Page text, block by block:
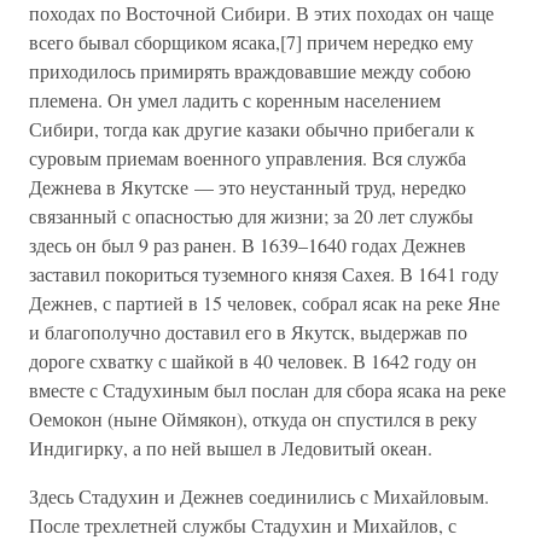
походах по Восточной Сибири. В этих походах он чаще
всего бывал сборщиком ясака,[7] причем нередко ему
приходилось примирять враждовавшие между собою
племена. Он умел ладить с коренным населением
Сибири, тогда как другие казаки обычно прибегали к
суровым приемам военного управления. Вся служба
Дежнева в Якутске — это неустанный труд, нередко
связанный с опасностью для жизни; за 20 лет службы
здесь он был 9 раз ранен. В 1639–1640 годах Дежнев
заставил покориться туземного князя Сахея. В 1641 году
Дежнев, с партией в 15 человек, собрал ясак на реке Яне
и благополучно доставил его в Якутск, выдержав по
дороге схватку с шайкой в 40 человек. В 1642 году он
вместе с Стадухиным был послан для сбора ясака на реке
Оемокон (ныне Оймякон), откуда он спустился в реку
Индигирку, а по ней вышел в Ледовитый океан.
Здесь Стадухин и Дежнев соединились с Михайловым.
После трехлетней службы Стадухин и Михайлов, с